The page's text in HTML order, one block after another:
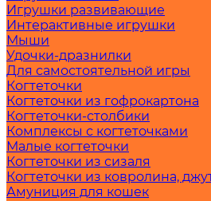
Игрушки развивающие
Интерактивные игрушки
Мыши
Удочки-дразнилки
Для самостоятельной игры
Когтеточки
Когтеточки из гофрокартона
Когтеточки-столбики
Комплексы с когтеточками
Малые когтеточки
Когтеточки из сизаля
Когтеточки из ковролина,
Амуниция для кошек